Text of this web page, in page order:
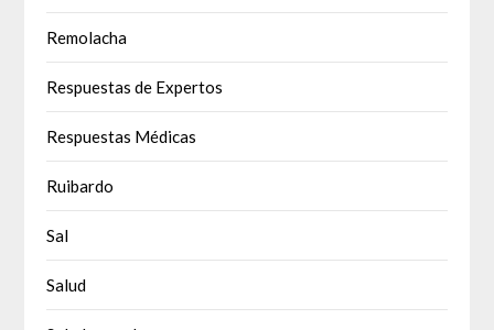
Remolacha
Respuestas de Expertos
Respuestas Médicas
Ruibardo
Sal
Salud